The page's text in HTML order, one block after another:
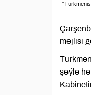
mejlisi
şeýle